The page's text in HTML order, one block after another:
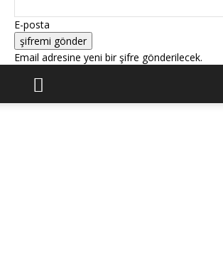
E-posta
Email adresine yeni bir şifre gönderilecek.